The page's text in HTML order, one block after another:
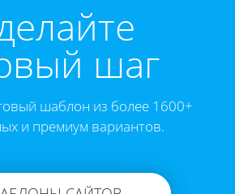
шаг
шаблон из более 1600+
и премиум вариантов.